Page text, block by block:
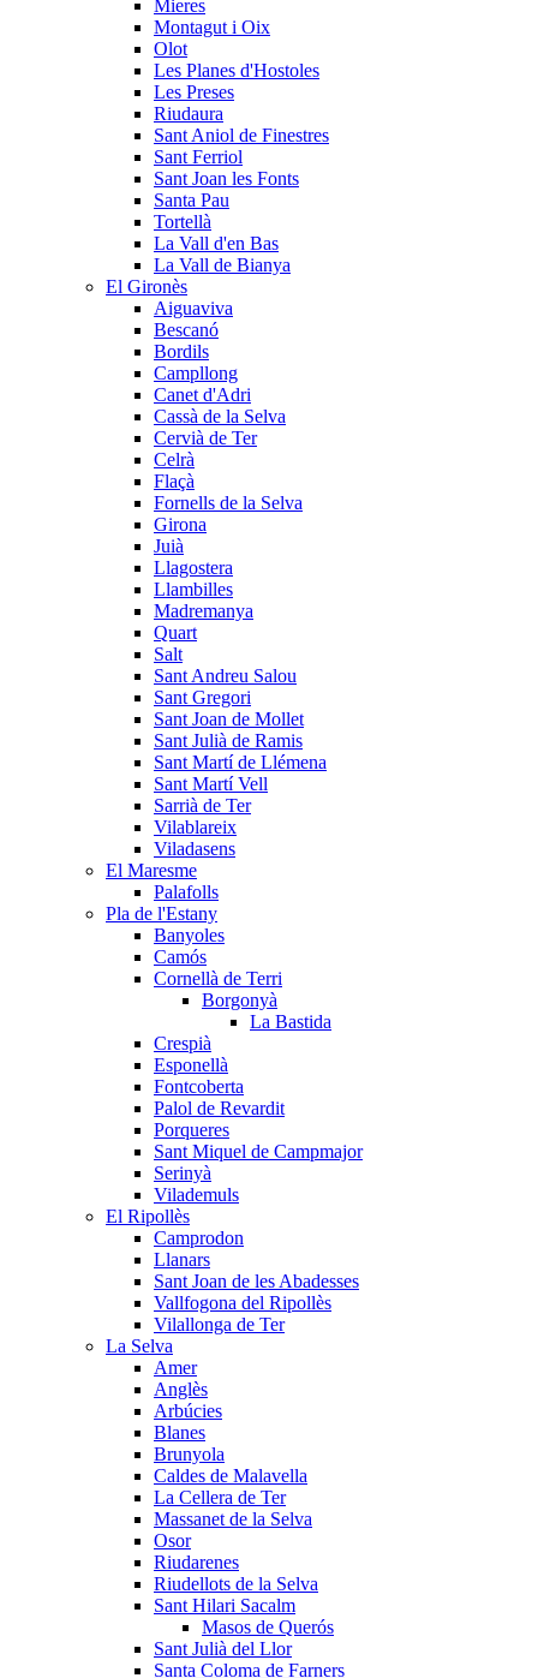
Mieres
Montagut i Oix
Olot
Les Planes d'Hostoles
Les Preses
Riudaura
Sant Aniol de Finestres
Sant Ferriol
Sant Joan les Fonts
Santa Pau
Tortellà
La Vall d'en Bas
La Vall de Bianya
El Gironès
Aiguaviva
Bescanó
Bordils
Campllong
Canet d'Adri
Cassà de la Selva
Cervià de Ter
Celrà
Flaçà
Fornells de la Selva
Girona
Juià
Llagostera
Llambilles
Madremanya
Quart
Salt
Sant Andreu Salou
Sant Gregori
Sant Joan de Mollet
Sant Julià de Ramis
Sant Martí de Llémena
Sant Martí Vell
Sarrià de Ter
Vilablareix
Viladasens
El Maresme
Palafolls
Pla de l'Estany
Banyoles
Camós
Cornellà de Terri
Borgonyà
La Bastida
Crespià
Esponellà
Fontcoberta
Palol de Revardit
Porqueres
Sant Miquel de Campmajor
Serinyà
Vilademuls
El Ripollès
Camprodon
Llanars
Sant Joan de les Abadesses
Vallfogona del Ripollès
Vilallonga de Ter
La Selva
Amer
Anglès
Arbúcies
Blanes
Brunyola
Caldes de Malavella
La Cellera de Ter
Massanet de la Selva
Osor
Riudarenes
Riudellots de la Selva
Sant Hilari Sacalm
Masos de Querós
Sant Julià del Llor
Santa Coloma de Farners